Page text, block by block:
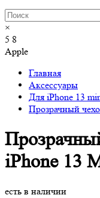
×
5 8
Apple
Главная
Аксессуары
Для iPhone 13
Прозрачный
iPhone 13
есть в наличии